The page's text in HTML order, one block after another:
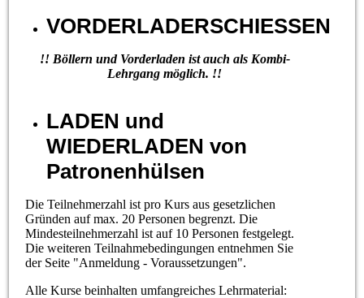
VORDERLADERSCHIESSEN
!! Böllern und Vorderladen ist auch als Kombi-
Lehrgang möglich. !!
LADEN und
WIEDERLADEN von
Patronenhülsen
Die Teilnehmerzahl ist pro Kurs aus gesetzlichen
Gründen auf max. 20 Personen begrenzt. Die
Mindesteilnehmerzahl ist auf 10 Personen festgelegt.
Die weiteren Teilnahmebedingungen entnehmen Sie
der Seite "Anmeldung - Voraussetzungen".
Alle Kurse beinhalten umfangreiches Lehrmaterial: